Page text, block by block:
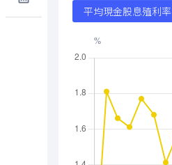
平均現金股息殖利率